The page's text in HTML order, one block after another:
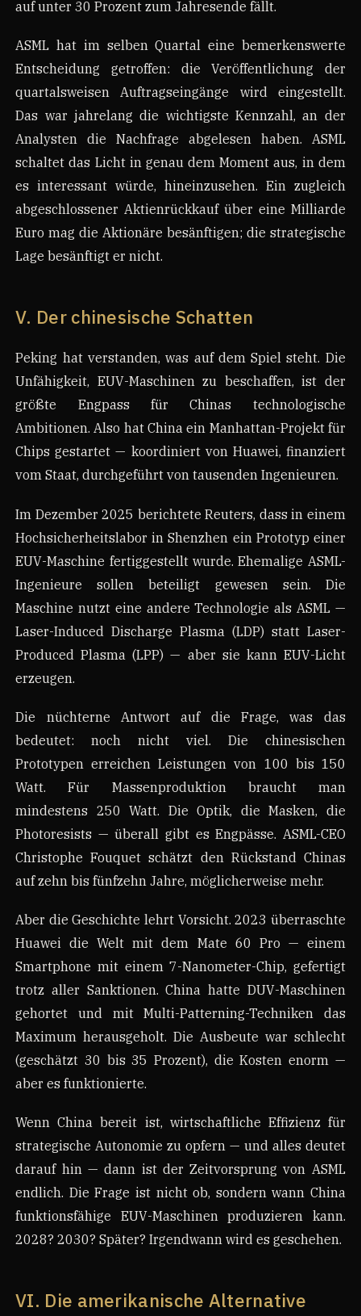
auf unter 30 Prozent zum Jahresende fällt.
ASML hat im selben Quartal eine bemerkenswerte
Entscheidung getroffen: die Veröffentlichung der
quartalsweisen Auftragseingänge wird eingestellt.
Das war jahrelang die wichtigste Kennzahl, an der
Analysten die Nachfrage abgelesen haben. ASML
schaltet das Licht in genau dem Moment aus, in dem
es interessant würde, hineinzusehen. Ein zugleich
abgeschlossener Aktienrückkauf über eine Milliarde
Euro mag die Aktionäre besänftigen; die strategische
Lage besänftigt er nicht.
V. Der chinesische Schatten
Peking hat verstanden, was auf dem Spiel steht. Die
Unfähigkeit, EUV-Maschinen zu beschaffen, ist der
größte Engpass für Chinas technologische
Ambitionen. Also hat China ein Manhattan-Projekt für
Chips gestartet — koordiniert von Huawei, finanziert
vom Staat, durchgeführt von tausenden Ingenieuren.
Im Dezember 2025 berichtete Reuters, dass in einem
Hochsicherheitslabor in Shenzhen ein Prototyp einer
EUV-Maschine fertiggestellt wurde. Ehemalige ASML-
Ingenieure sollen beteiligt gewesen sein. Die
Maschine nutzt eine andere Technologie als ASML —
Laser-Induced Discharge Plasma (LDP) statt Laser-
Produced Plasma (LPP) — aber sie kann EUV-Licht
erzeugen.
Die nüchterne Antwort auf die Frage, was das
bedeutet: noch nicht viel. Die chinesischen
Prototypen erreichen Leistungen von 100 bis 150
Watt. Für Massenproduktion braucht man
mindestens 250 Watt. Die Optik, die Masken, die
Photoresists — überall gibt es Engpässe. ASML-CEO
Christophe Fouquet schätzt den Rückstand Chinas
auf zehn bis fünfzehn Jahre, möglicherweise mehr.
Aber die Geschichte lehrt Vorsicht. 2023 überraschte
Huawei die Welt mit dem Mate 60 Pro — einem
Smartphone mit einem 7-Nanometer-Chip, gefertigt
trotz aller Sanktionen. China hatte DUV-Maschinen
gehortet und mit Multi-Patterning-Techniken das
Maximum herausgeholt. Die Ausbeute war schlecht
(geschätzt 30 bis 35 Prozent), die Kosten enorm —
aber es funktionierte.
Wenn China bereit ist, wirtschaftliche Effizienz für
strategische Autonomie zu opfern — und alles deutet
darauf hin — dann ist der Zeitvorsprung von ASML
endlich. Die Frage ist nicht ob, sondern wann China
funktionsfähige EUV-Maschinen produzieren kann.
2028? 2030? Später? Irgendwann wird es geschehen.
VI. Die amerikanische Alternative